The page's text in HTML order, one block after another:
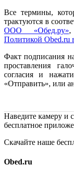
Все термины,
трактуются в
ООО «Обед.ру»
Политикой Obed.ru
Факт подписания
проставления
согласия и
«Отправить», или
Наведите камеру и
бесплатное
Скачайте наше
Obed.ru